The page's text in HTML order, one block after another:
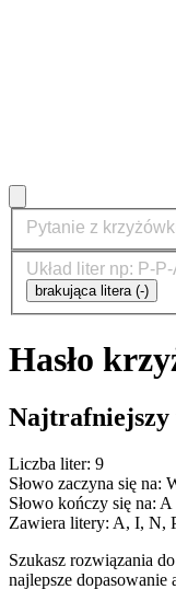
brakująca litera (-)
Hasło
Najtrafniejszy
Liczba liter: 9
Słowo zaczyna się na:
Słowo kończy się na: A
Zawiera litery: A, I, N,
Szukasz rozwiązania
najlepsze